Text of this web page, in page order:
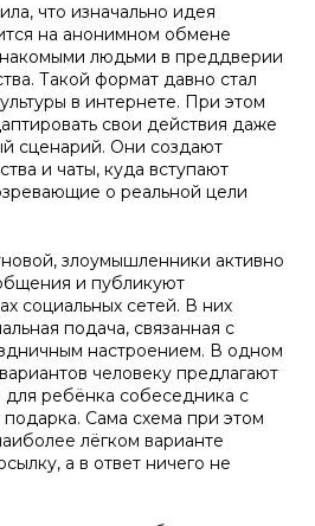
что изначально идея
на анонимном обмене
людьми в преддверии
Такой формат давно стал
в интернете. При этом
свои действия даже
сценарий. Они создают
и чаты, куда вступают
о реальной цели
злоумышленники активно
и публикуют
социальных сетей. В них
подача, связанная с
настроением. В одном
человеку предлагают
ребёнка собеседника с
Сама схема при этом
лёгком варианте
а в ответ ничего не